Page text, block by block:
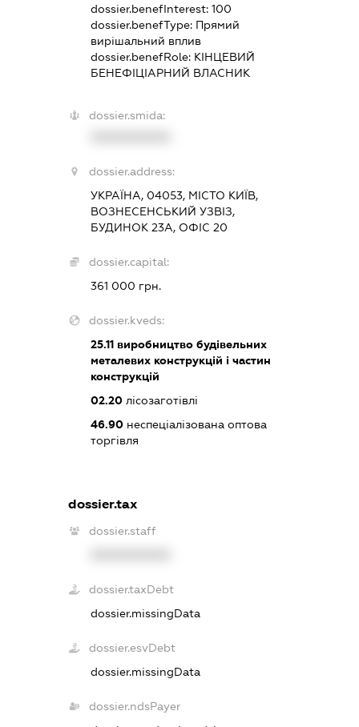
dossier.benefInterest: 100
dossier.benefType: Прямий
вирішальний вплив
dossier.benefRole: КІНЦЕВИЙ
БЕНЕФІЦІАРНИЙ ВЛАСНИК
dossier.smida:
dossier.address:
УКРАЇНА, 04053, МІСТО КИЇВ,
ВОЗНЕСЕНСЬКИЙ УЗВІЗ,
БУДИНОК 23А, ОФІС 20
dossier.capital:
361 000 грн.
dossier.kveds:
25.11виробництво будівельних
металевих конструкцій і частин
конструкцій
02.20лісозаготівлі
46.90неспеціалізована оптова
торгівля
dossier.tax
dossier.staff
dossier.taxDebt
dossier.missingData
dossier.esvDebt
dossier.missingData
dossier.ndsPayer